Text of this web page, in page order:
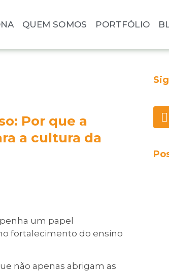
QUEM SOMOS PORTFÓLIO
Por que a
a cultura da
um papel
fortalecimento do ensino
não apenas abrigam as